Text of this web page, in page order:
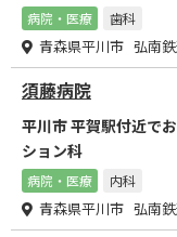
病院・医療 歯科
青森県平川市 弘南
須藤病院
平川市 平賀駅付近で
ション科
病院・医療 内科
青森県平川市 弘南